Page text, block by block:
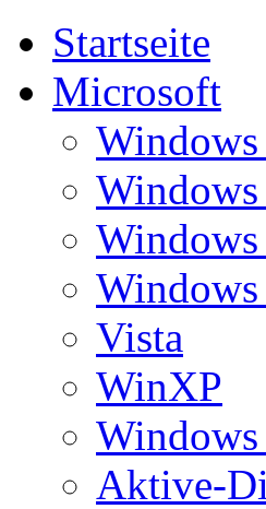
Startseite
Microsoft
Windows
Windows
Vista
WinXP
Windows
Aktive-